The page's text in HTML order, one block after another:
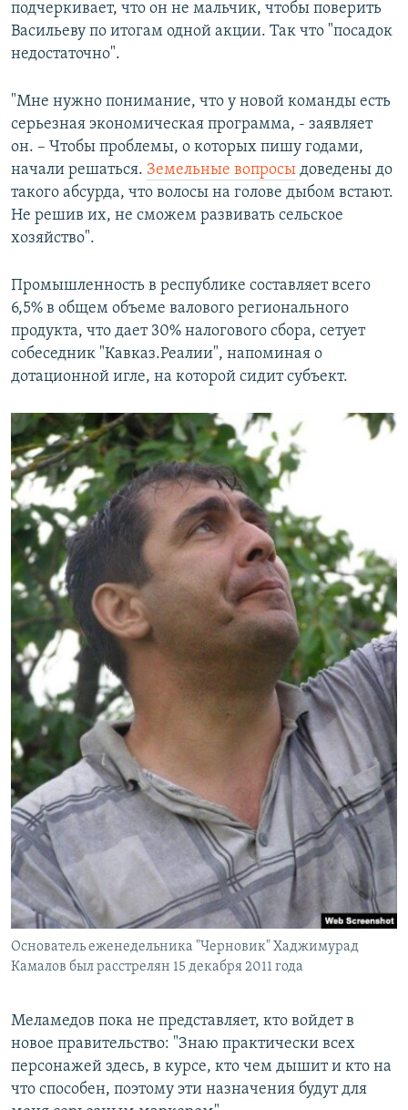
подчеркивает, что он не мальчик, чтобы поверить
Васильеву по итогам одной акции. Так что "посадок
недостаточно".
"Мне нужно понимание, что у новой команды есть
серьезная экономическая программа, - заявляет
он. – Чтобы проблемы, о которых пишу годами,
начали решаться. Земельные вопросы доведены до
такого абсурда, что волосы на голове дыбом встают.
Не решив их, не сможем развивать сельское
хозяйство".
Промышленность в республике составляет всего
6,5% в общем объеме валового регионального
продукта, что дает 30% налогового сбора, сетует
собеседник "Кавказ.Реалии", напоминая о
дотационной игле, на которой сидит субъект.
Основатель еженедельника "Черновик" Хаджимурад
Камалов был расстрелян 15 декабря 2011 года
Меламедов пока не представляет, кто войдет в
новое правительство: "Знаю практически всех
персонажей здесь, в курсе, кто чем дышит и кто на
что способен, поэтому эти назначения будут для